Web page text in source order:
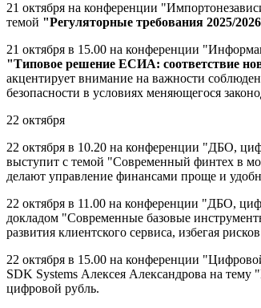
21 октября на конференции
темой "Регуляторные требования 2025/
21 октября в 15.00 на конференции
"Типовое решение ЕСИА: соответствие
акцентирует внимание на важности
безопасности в условиях меняющегося
22 октября
22 октября в 10.20 на конференции "ДБО,
выступит с темой "Современный финтех в
делают управление финансами проще и
22 октября в 11.00 на конференции "ДБО,
докладом "Современные базовые
развития клиентского сервиса, избегая
22 октября в 15.00 на конференции
SDK Systems Алексея Александрова на тему
цифровой рубль.